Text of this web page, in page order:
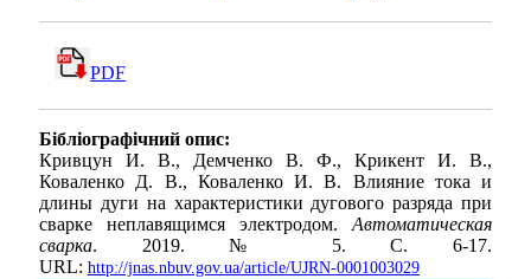
PDF
Бібліографічний опис:
Кривцун И. В., Демченко В. Ф., Крикент И. В.,
Коваленко Д. В., Коваленко И. В. Влияние тока и
длины дуги на характеристики дугового разряда при
сварке неплавящимся электродом.Автоматическая
сварка. 2019. № 5. С. 6-17.
URL: http://jnas.nbuv.gov.ua/article/UJRN-0001003029